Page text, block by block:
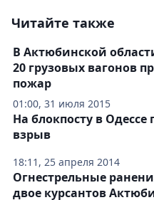
Читайте также
01:00, 31 июля 2015
В Актюбинской
20 грузовых вагонов
пожар
18:11, 25 апреля 2014
На блокпосту в
взрыв
Огнестрельные
двое курсантов